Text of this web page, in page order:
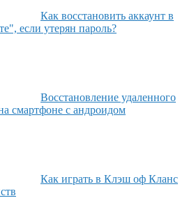
Как восстановить аккаунт в
если утерян пароль?
Восстановление удаленного
смартфоне с андроидом
Как играть в Клэш оф Кланс